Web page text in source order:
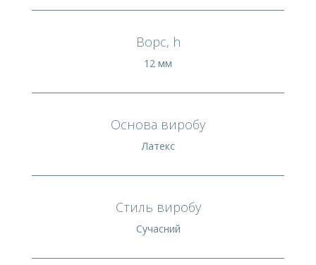
Ворс, h
12 мм
Основа виробу
Латекс
Стиль виробу
Сучасний